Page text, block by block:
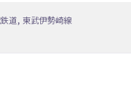
道, 東武伊勢崎線